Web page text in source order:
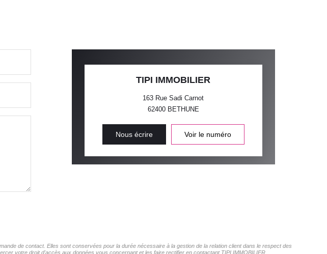
TIPI IMMOBILIER
163 Rue Sadi Carnot
62400 BETHUNE
Nous écrire Voir le numéro
de contact. Elles sont conservées pour la durée nécessaire à la gestion de la relation client dans le respect des
votre droit d'accès aux données vous concernant et les faire rectifier en contactant TIPI IMMOBILIER